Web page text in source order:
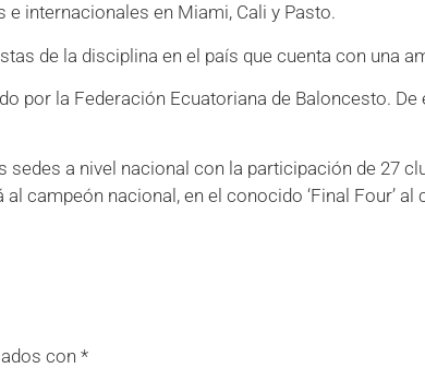
internacionales en Miami, Cali y Pasto.
de la disciplina en el país que cuenta con una
por la Federación Ecuatoriana de Baloncesto.
a nivel nacional con la participación de 27
campeón nacional, en el conocido ‘Final Four’
con *